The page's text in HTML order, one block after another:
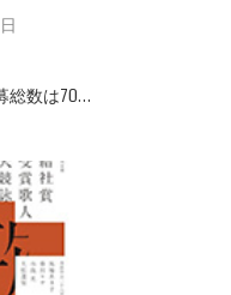
総数は70…